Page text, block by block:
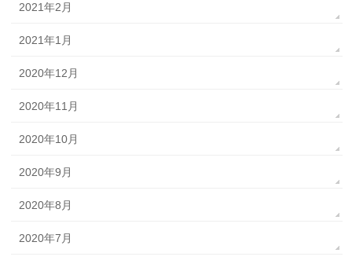
2021年2月
2021年1月
2020年12月
2020年11月
2020年10月
2020年9月
2020年8月
2020年7月